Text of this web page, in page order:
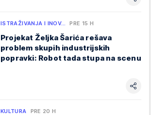
ISTRAŽIVANJA I INOV… PRE 15 H
Projekat Željka Šarića rešava
problem skupih industrijskih
popravki: Robot tada stupa na scenu
KULTURA PRE 20 H